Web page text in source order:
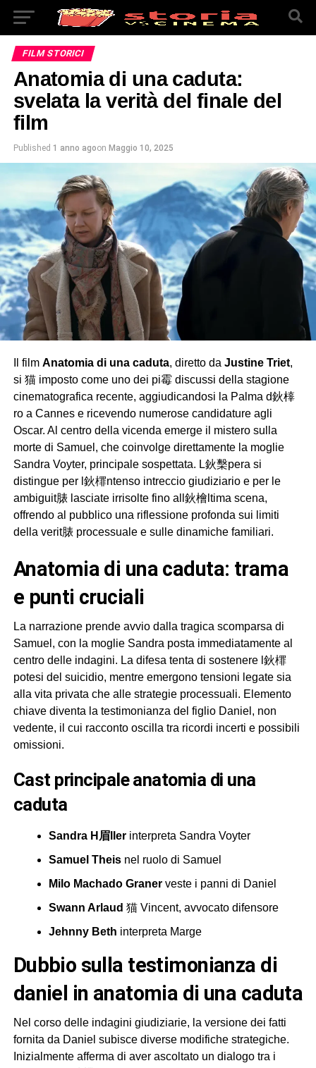
FILM STORICI
Anatomia di una caduta:
svelata la verità del finale del
film
Published 1 anno agoon Maggio 10, 2025
Il film Anatomia di una caduta, diretto da Justine Triet,
si 猫 imposto come uno dei pi霉 discussi della stagione
cinematografica recente, aggiudicandosi la Palma d鈥橭
ro a Cannes e ricevendo numerose candidature agli
Oscar. Al centro della vicenda emerge il mistero sulla
morte di Samuel, che coinvolge direttamente la moglie
Sandra Voyter, principale sospettata. L鈥檕pera si
distingue per l鈥檌ntenso intreccio giudiziario e per le
ambiguit脿 lasciate irrisolte fino all鈥檜ltima scena,
offrendo al pubblico una riflessione profonda sui limiti
della verit脿 processuale e sulle dinamiche familiari.
anatomia di una caduta: trama
e punti cruciali
La narrazione prende avvio dalla tragica scomparsa di
Samuel, con la moglie Sandra posta immediatamente al
centro delle indagini. La difesa tenta di sostenere l鈥檌
potesi del suicidio, mentre emergono tensioni legate sia
alla vita privata che alle strategie processuali. Elemento
chiave diventa la testimonianza del figlio Daniel, non
vedente, il cui racconto oscilla tra ricordi incerti e possibili
omissioni.
cast principale anatomia di una
caduta
Sandra H眉llerinterpreta Sandra Voyter
Samuel Theisnel ruolo di Samuel
Milo Machado Granerveste i panni di Daniel
Swann Arlaud 猫 Vincent, avvocato difensore
Jehnny Beth interpreta Marge
dubbio sulla testimonianza di
daniel in anatomia di una caduta
Nel corso delle indagini giudiziarie, la versione dei fatti
fornita da Daniel subisce diverse modifiche strategiche.
Inizialmente afferma di aver ascoltato un dialogo tra i